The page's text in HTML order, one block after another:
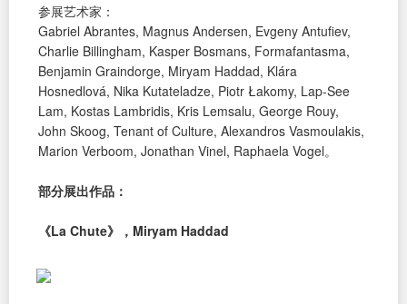
参展艺术家：
Gabriel Abrantes, Magnus Andersen, Evgeny Antufiev,
Charlie Billingham, Kasper Bosmans, Formafantasma,
Benjamin Graindorge, Miryam Haddad, Klára
Hosnedlová, Nika Kutateladze, Piotr Łakomy, Lap-See
Lam, Kostas Lambridis, Kris Lemsalu, George Rouy,
John Skoog, Tenant of Culture, Alexandros Vasmoulakis,
Marion Verboom, Jonathan Vinel, Raphaela Vogel。
部分展出作品：
《La Chute》，Miryam Haddad